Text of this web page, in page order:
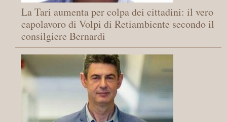
La Tari aumenta per colpa dei cittadini: il vero
capolavoro di Volpi di Retiambiente secondo il
consilgiere Bernardi